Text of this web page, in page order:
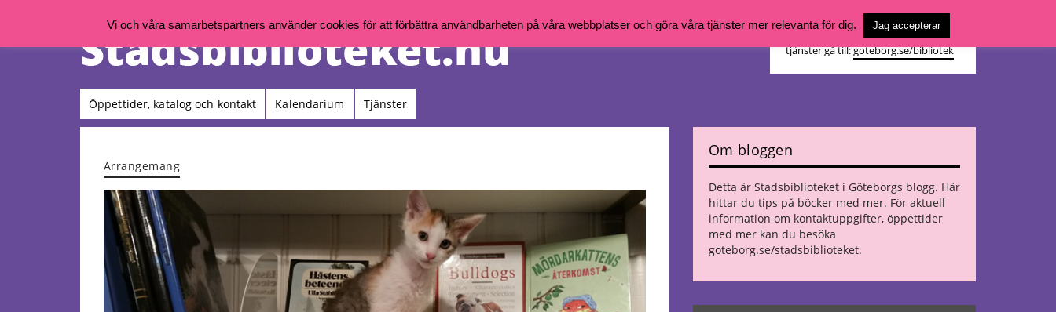
Öppettider, katalog och kontakt Kalendarium Tjänster
Vill du söka böcker, logga in på ditt
bibliotekskonto eller nå övriga
tjänster gå till:goteborg.se/bibliotek
Arrangemang
Om bloggen
Detta är Stadsbiblioteket i Göteborgs blogg. Här
hittar du tips på böcker med mer. För aktuell
information om kontaktuppgifter, öppettider
med mer kan du besöka
goteborg.se/stadsbiblioteket.
Vi och våra samarbetspartners använder cookies för att förbättra användbarheten på våra webbplatser och göra våra tjänster mer relevanta för dig. Jag accepterar